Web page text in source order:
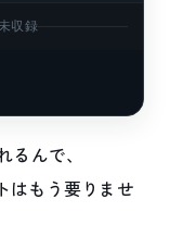
収録
んで、
はもう要りませ